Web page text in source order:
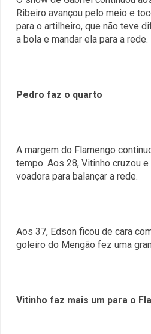
Ribeiro avançou pelo meio e
para o artilheiro, que não teve
a bola e mandar ela para a rede.
Pedro faz o quarto
A margem do Flamengo
tempo. Aos 28, Vitinho cruzou
voadora para balançar a rede.
Aos 37, Edson ficou de cara
goleiro do Mengão fez uma
Vitinho faz mais um para o